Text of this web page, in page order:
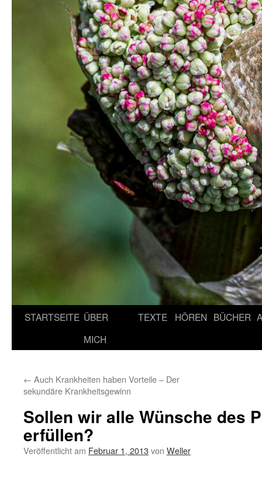
STARTSEITE ÜBER
MICH
TEXTE HÖREN BÜCHER
← Auch Krankheiten haben Vorteile – Der
sekundäre Krankheitsgewinn
Sollen wir alle Wünsche des
erfüllen?
Veröffentlicht am Februar 1, 2013von Weller